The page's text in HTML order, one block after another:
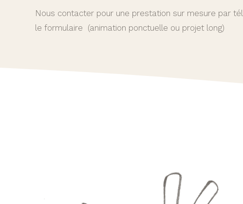
Nous contacter pour une prestation sur mesure par
le formulaire (animation ponctuelle ou projet long)